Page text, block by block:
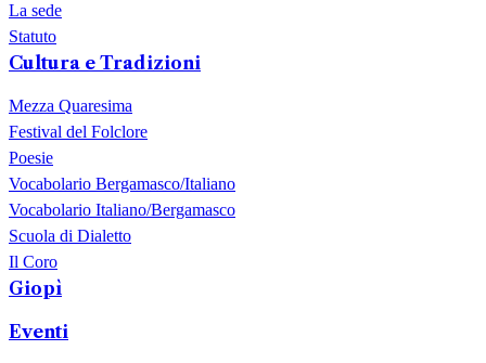
La sede
Statuto
Cultura e Tradizioni
Mezza Quaresima
Festival del Folclore
Poesie
Vocabolario Bergamasco/Italiano
Vocabolario Italiano/Bergamasco
Scuola di Dialetto
Il Coro
Giopì
Eventi